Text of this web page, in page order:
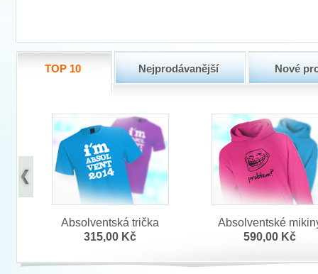
TOP 10 Nejprodávanější Nové
Absolventská trička
315,00 Kč
Absolventské
590,00 Kč